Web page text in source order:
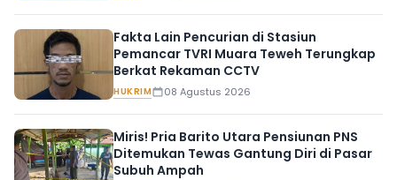
Fakta Lain Pencurian di Stasiun
Pemancar TVRI Muara Teweh Terungkap
Berkat Rekaman CCTV
HUKRIM 08 Agustus 2026
Miris! Pria Barito Utara Pensiunan PNS
Ditemukan Tewas Gantung Diri di Pasar
Subuh Ampah